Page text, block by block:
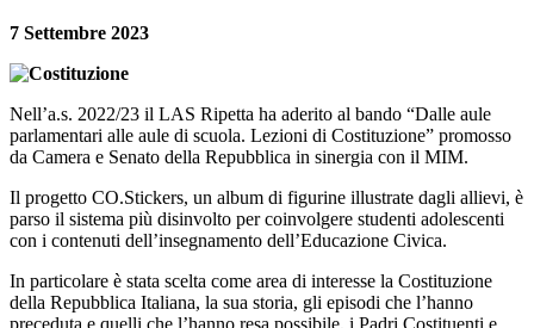
7 Settembre 2023
Nell’a.s. 2022/23 il LAS Ripetta ha aderito al bando “Dalle aule
parlamentari alle aule di scuola. Lezioni di Costituzione” promosso
da Camera e Senato della Repubblica in sinergia con il MIM.
Il progetto CO.Stickers, un album di figurine illustrate dagli allievi, è
parso il sistema più disinvolto per coinvolgere studenti adolescenti
con i contenuti dell’insegnamento dell’Educazione Civica.
In particolare è stata scelta come area di interesse la Costituzione
della Repubblica Italiana, la sua storia, gli episodi che l’hanno